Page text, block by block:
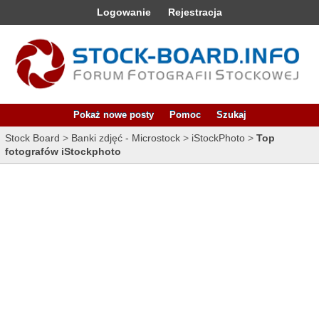
Logowanie Rejestracja
Pokaż nowe posty Pomoc Szukaj
Stock Board > Banki zdjęć - Microstock > iStockPhoto > Top
fotografów iStockphoto